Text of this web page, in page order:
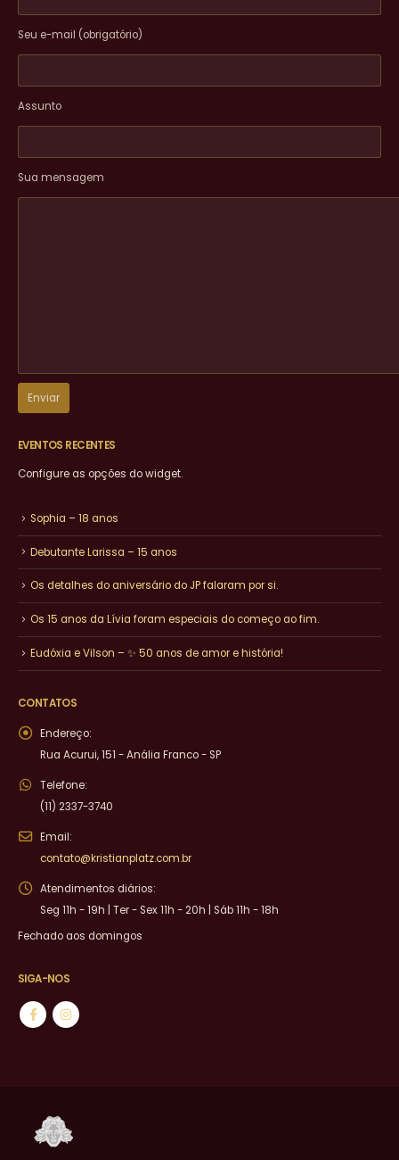
Seu e-mail (obrigatório)
Assunto
Sua mensagem
EVENTOS RECENTES
Configure as opções do widget.
Sophia – 18 anos
Debutante Larissa – 15 anos
Os detalhes do aniversário do JP falaram por si.
Os 15 anos da Lívia foram especiais do começo ao fim.
Eudóxia e Vilson – ✨ 50 anos de amor e história!
CONTATOS
Endereço:
Rua Acurui, 151 - Anália Franco - SP
Telefone:
(11) 2337-3740
Email:
contato@kristianplatz.com.br
Atendimentos diários:
Seg 11h - 19h | Ter - Sex 11h - 20h | Sáb 11h - 18h
Fechado aos domingos
SIGA-NOS